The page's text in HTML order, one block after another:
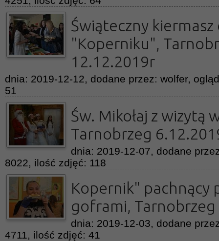
Świąteczny kiermasz
"Koperniku",
12.12.2019r
dnia: 2019-12-12, dodane przez: wolfer,
51
Św. Mikołaj z wizytą
Tarnobrzeg
dnia: 2019-12-07, dodane
8022, ilość zdjęć: 118
Kopernik" pachnący
goframi,
dnia: 2019-12-03, dodane
4711, ilość zdjęć: 41